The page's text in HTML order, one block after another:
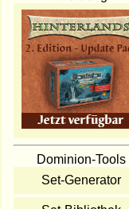
Dominion-Tools
Set-Generator